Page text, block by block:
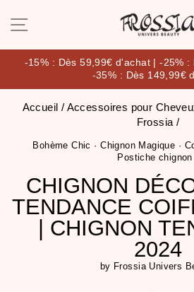
au
-15% : Dès 59,99€ d'achat | -25% :
-35% : Dès 149,99€
Accueil / Accessoires pour
Frossia /
Bohème Chic ·Chignon Magique ·
Postiche chignon
CHIGNON
TENDANCE
| CHIGNON
2024
by Frossia Univers